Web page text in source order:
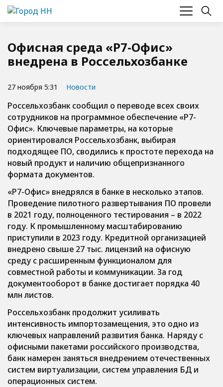
Офисная среда «Р7-Офис»
внедрена в Россельхозбанке
27 ноября 5:31 Новости
Россельхозбанк сообщил о переводе всех своих
сотрудников на программное обеспечение «Р7-
Офис». Ключевые параметры, на которые
ориентировался Россельхозбанк, выбирая
подходящее ПО, сводились к простоте перехода на
новый продукт и наличию общепризнанного
формата документов.
«Р7-Офис» внедрялся в банке в несколько этапов.
Проведение пилотного развертывания ПО провели
в 2021 году, полноценного тестирования – в 2022
году. К промышленному масштабированию
приступили в 2023 году. Кредитной организацией
внедрено свыше 27 тыс. лицензий на офисную
среду с расширенным функционалом для
совместной работы и коммуникации. За год
документооборот в банке достигает порядка 40
млн листов.
Россельхозбанк продолжит усиливать
интенсивность импортозамещения, это одно из
ключевых направлений развития банка. Наряду с
офисными пакетами российского производства,
банк намерен заняться внедрением отечественных
систем виртуализации, систем управления БД и
операционных систем.